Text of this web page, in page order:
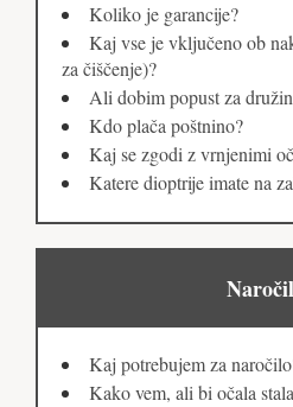
Koliko je garancije?
Kaj vse je vključeno ob
za čiščenje)?
Ali dobim popust za
Kdo plača poštnino?
Kaj se zgodi z vrnjenimi
Katere dioptrije imate na
Kaj potrebujem za
Kako vem, ali bi očala